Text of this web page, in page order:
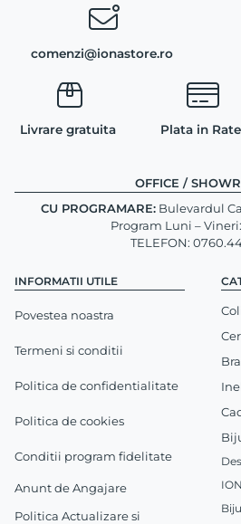
comenzi@ionastore.ro
Livrare gratuita Plata in Rate
INFORMATII UTILE
Povestea noastra
Termeni si conditii
Politica de confidentialitate
Politica de cookies
Conditii program fidelitate
Anunt de Angajare
Politica Actualizare si
OFFICE /
CU PROGRAMARE:Bulevardul
Program Luni – Vineri:
TELEFON: